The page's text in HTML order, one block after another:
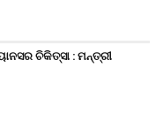
ଚିକିତ୍ସା : ମନ୍ତ୍ରୀ